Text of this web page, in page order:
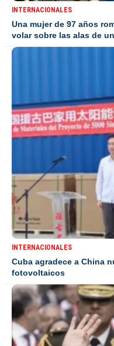
INTERNACIONALES
Una mujer de 97 años
volar sobre las alas de
INTERNACIONALES
Cuba agradece a China
fotovoltaicos